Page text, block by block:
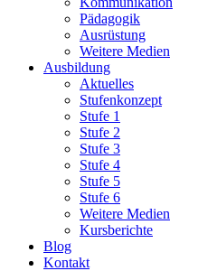
Pädagogik
Ausrüstung
Weitere Medien
Ausbildung
Aktuelles
Stufenkonzept
Stufe 1
Stufe 2
Stufe 3
Stufe 4
Stufe 5
Stufe 6
Weitere Medien
Kursberichte
Blog
Kontakt